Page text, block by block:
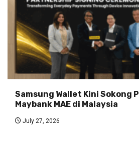
Samsung Wallet Kini Sokong
Maybank MAE di Malaysia
July 27, 2026